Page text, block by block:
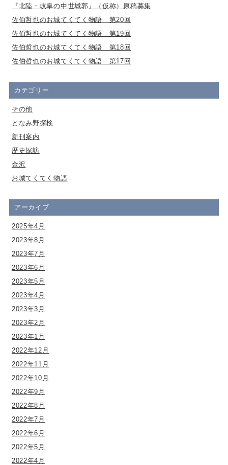
『北陸・岐阜の中世城郭』（仮称）原稿募集
佐伯哲也のお城てくてく物語 第20回
佐伯哲也のお城てくてく物語 第19回
佐伯哲也のお城てくてく物語 第18回
佐伯哲也のお城てくてく物語 第17回
カテゴリー
その他
となみ野探検
新刊案内
歴史探訪
金沢
お城てくてく物語
アーカイブ
2025年4月
2023年8月
2023年7月
2023年6月
2023年5月
2023年4月
2023年3月
2023年2月
2023年1月
2022年12月
2022年11月
2022年10月
2022年9月
2022年8月
2022年7月
2022年6月
2022年5月
2022年4月